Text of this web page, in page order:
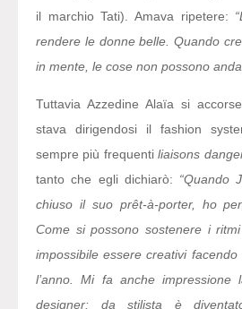
il marchio Tati). Amava ripetere:
rendere le donne belle. Quando
in mente, le cose non possono
Tuttavia Azzedine Alaïa si
stava dirigendosi il fashion
sempre più frequentiliaisons
tanto che egli dichiarò: “Quando
chiuso il suo prêt-à-porter, ho
Come si possono sostenere i
impossibile essere creativi
l’anno. Mi fa anche impressione
designer: da stilista è